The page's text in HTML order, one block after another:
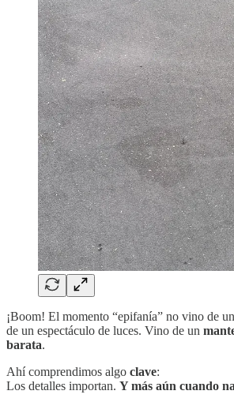
¡Boom! El momento “epifanía” no vino de
de un espectáculo de luces. Vino de un
barata.
Ahí comprendimos algo clave:
Los detalles importan. Y más aún cuando